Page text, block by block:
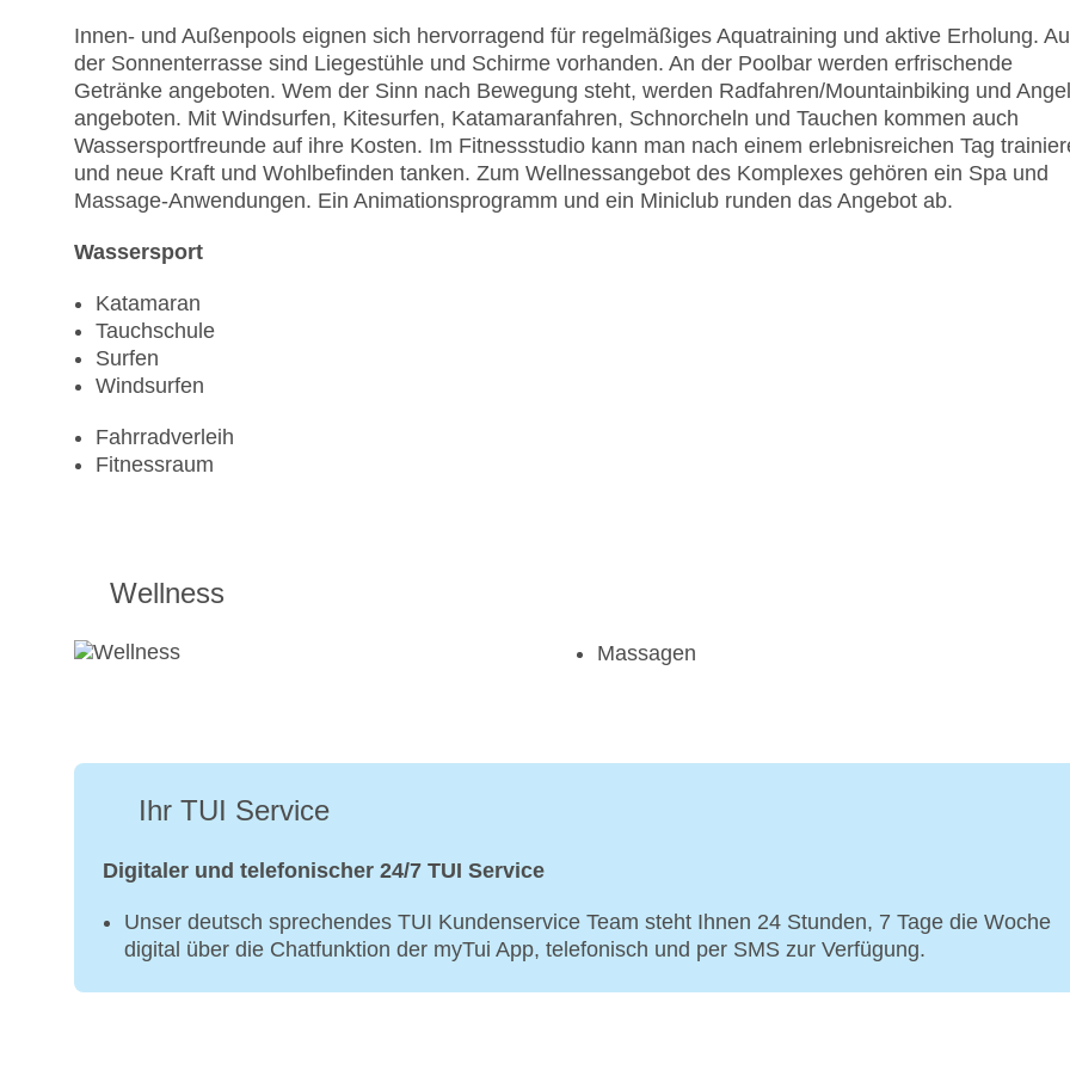
Innen- und Außenpools eignen sich hervorragend für regelmäßiges Aquatraining und aktive Erholung.
der Sonnenterrasse sind Liegestühle und Schirme vorhanden. An der Poolbar werden erfrischende
Getränke angeboten. Wem der Sinn nach Bewegung steht, werden Radfahren/Mountainbiking und
angeboten. Mit Windsurfen, Kitesurfen, Katamaranfahren, Schnorcheln und Tauchen kommen auch
Wassersportfreunde auf ihre Kosten. Im Fitnessstudio kann man nach einem erlebnisreichen Tag
und neue Kraft und Wohlbefinden tanken. Zum Wellnessangebot des Komplexes gehören ein Spa und
Massage-Anwendungen. Ein Animationsprogramm und ein Miniclub runden das Angebot ab.
Wassersport
Katamaran
Tauchschule
Surfen
Windsurfen
Fahrradverleih
Fitnessraum
Wellness
Massagen
Ihr TUI Service
Digitaler und telefonischer 24/7 TUI Service
Unser deutsch sprechendes TUI Kundenservice Team steht Ihnen 24 Stunden, 7 Tage die Woche
digital über die Chatfunktion der myTui App, telefonisch und per SMS zur Verfügung.